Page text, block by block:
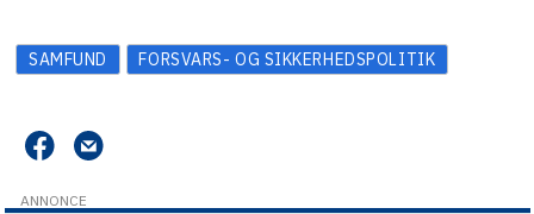
SAMFUND FORSVARS- OG SIKKERHEDSPOLITIK
ANNONCE